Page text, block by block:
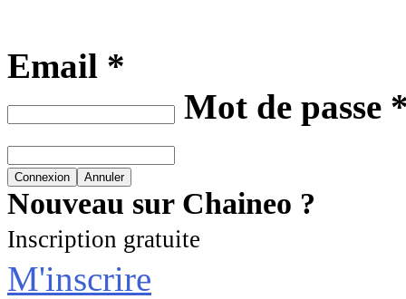
Email *
Mot de passe
Nouveau sur Chaineo ?
Inscription gratuite
M'inscrire